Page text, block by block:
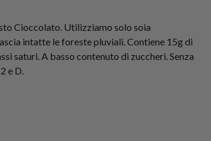
Cioccolato. Utilizziamo solo soia
intatte le foreste pluviali. Contiene 15g di
saturi. A basso contenuto di zuccheri. Senza
e D.